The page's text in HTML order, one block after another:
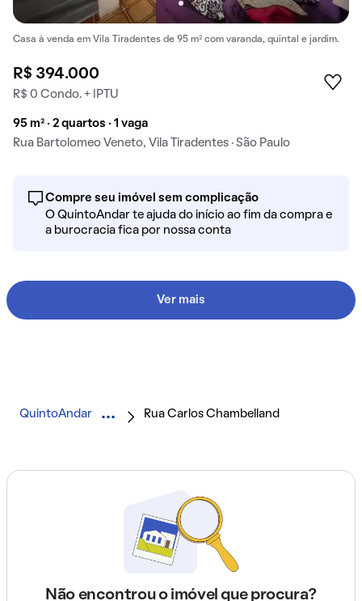
Casa à venda em Vila Tiradentes de 95 m² com varanda, quintal e jardim.
R$ 394.000
R$ 0 Condo. + IPTU
95 m² · 2 quartos · 1 vaga
Rua Bartolomeo Veneto, Vila Tiradentes · São Paulo
Compre seu imóvel sem complicação
O QuintoAndar te ajuda do início ao fim da compra e
a burocracia fica por nossa conta
Ver mais
QuintoAndar Rua Carlos Chambelland
Não encontrou o imóvel que procura?